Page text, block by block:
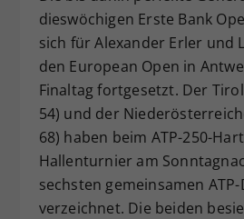
dieswöchigen Erste Bank
sich für Alexander Erler und
den European Open in
Finaltag fortgesetzt. Der
54) und der
68) haben beim ATP-250-
Hallenturnier am
sechsten gemeinsamen
verzeichnet. Die beiden
Zweck
Dieser Wert
Einstellungen.
zufällig
historische
vorgenommen
Webseiten-
hat.